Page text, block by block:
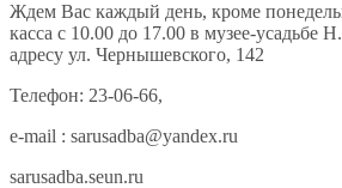
Ждем Вас каждый день, кроме
касса с 10.00 до 17.00 в музее-усадьбе
адресу ул. Чернышевского, 142
Телефон: 23-06-66,
e-mail : sarusadba@yandex.ru
sarusadba.seun.ru